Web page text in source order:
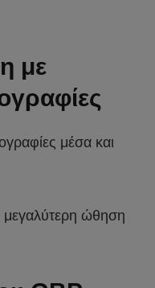
με
μέσα και
ώθηση